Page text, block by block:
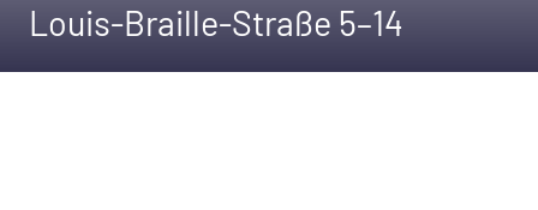
Louis-Braille-Straße 5–14